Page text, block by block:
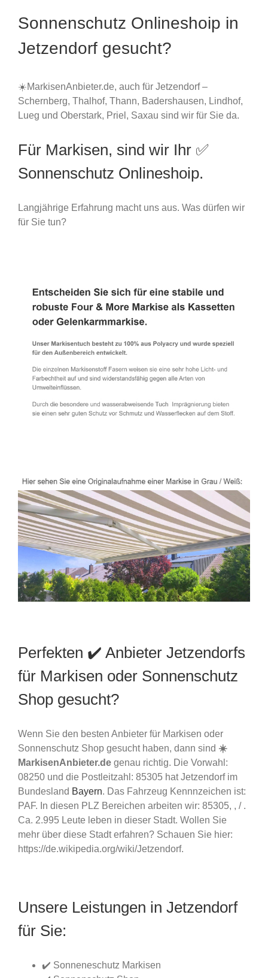
Sonnenschutz Onlineshoip in
Jetzendorf gesucht?
☀️MarkisenAnbieter.de, auch für Jetzendorf –
Schernberg, Thalhof, Thann, Badershausen, Lindhof,
Lueg und Oberstark, Priel, Saxau sind wir für Sie da.
Für Markisen, sind wir Ihr ✅
Sonnenschutz Onlineshoip.
Langjährige Erfahrung macht uns aus. Was dürfen wir
für Sie tun?
Perfekten ✔️ Anbieter Jetzendorfs
für Markisen oder Sonnenschutz
Shop gesucht?
Wenn Sie den besten Anbieter für Markisen oder
Sonnenschutz Shop gesucht haben, dann sind ☀️
MarkisenAnbieter.de genau richtig. Die Vorwahl:
08250 und die Postleitzahl: 85305 hat Jetzendorf im
Bundesland Bayern. Das Fahrzeug Kennnzeichen ist:
PAF. In diesen PLZ Bereichen arbeiten wir: 85305, , / .
Ca. 2.995 Leute leben in dieser Stadt. Wollen Sie
mehr über diese Stadt erfahren? Schauen Sie hier:
https://de.wikipedia.org/wiki/Jetzendorf.
Unsere Leistungen in Jetzendorf
für Sie:
✔️ Sonneneschutz Markisen